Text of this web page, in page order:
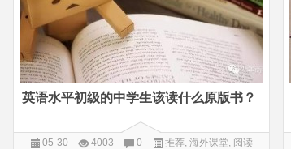
英语水平初级的中学生该读什么原版书？
05-30 4003 0 推荐 海外课堂 阅读